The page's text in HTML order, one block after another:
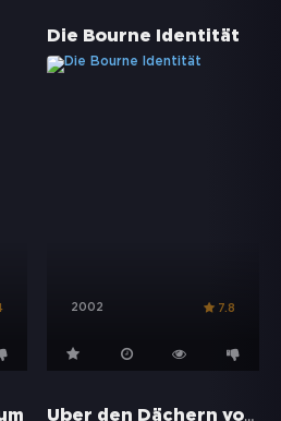
Die Bourne Identität
2002 7.8
Über den Dächern von Nizza